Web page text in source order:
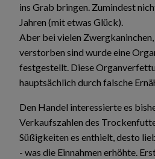
ins Grab bringen. Zumindest
Jahren (mit etwas Glück).
Aber bei vielen
verstorben sind wurde eine
festgestellt. Diese
hauptsächlich durch falsche
Den Handel interessierte es
Verkaufszahlen des
Süßigkeiten es enthielt, desto
- was die Einnahmen erhöhte.